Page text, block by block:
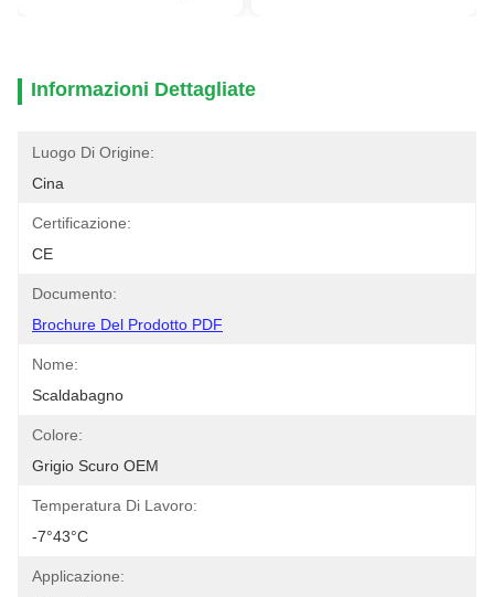
Informazioni Dettagliate
Luogo Di Origine:
Cina
Certificazione:
CE
Documento:
Brochure Del Prodotto PDF
Nome:
Scaldabagno
Colore:
Grigio Scuro OEM
Temperatura Di Lavoro:
-7°43°C
Applicazione: